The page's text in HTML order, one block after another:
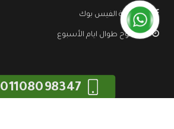
صفحة الفيس بوك
مفتوح طوال ايام الأسبوع
01108098347